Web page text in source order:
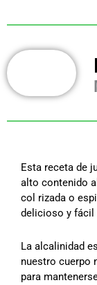
Esta receta de
alto contenido
col rizada o
delicioso y fácil
La alcalinidad
nuestro cuerpo
para